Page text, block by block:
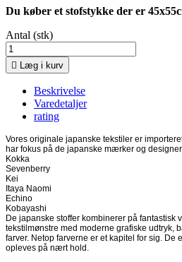
Du køber et stofstykke der er
Antal (stk)
 Læg i kurv
Beskrivelse
Varedetaljer
rating
Vores originale japanske tekstiler er
har fokus på de japanske mærker og
Kokka
Sevenberry
Kei
Itaya Naomi
Echino
Kobayashi
De japanske stoffer kombinerer på fantastisk
tekstilmønstre med moderne grafiske udtryk,
farver. Netop farverne er et kapitel for sig. De
opleves på nært hold.